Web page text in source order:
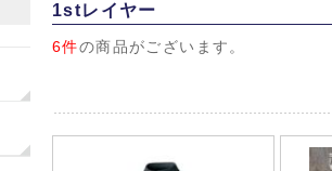
1stレイヤー
6件の商品がございます。